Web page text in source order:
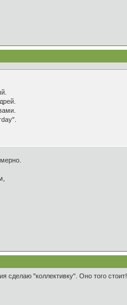
сделаю "коллективку". Оно того стоит!